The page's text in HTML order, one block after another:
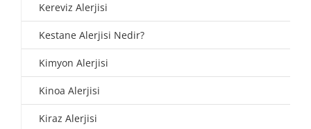
Kereviz Alerjisi
Kestane Alerjisi Nedir?
Kimyon Alerjisi
Kinoa Alerjisi
Kiraz Alerjisi